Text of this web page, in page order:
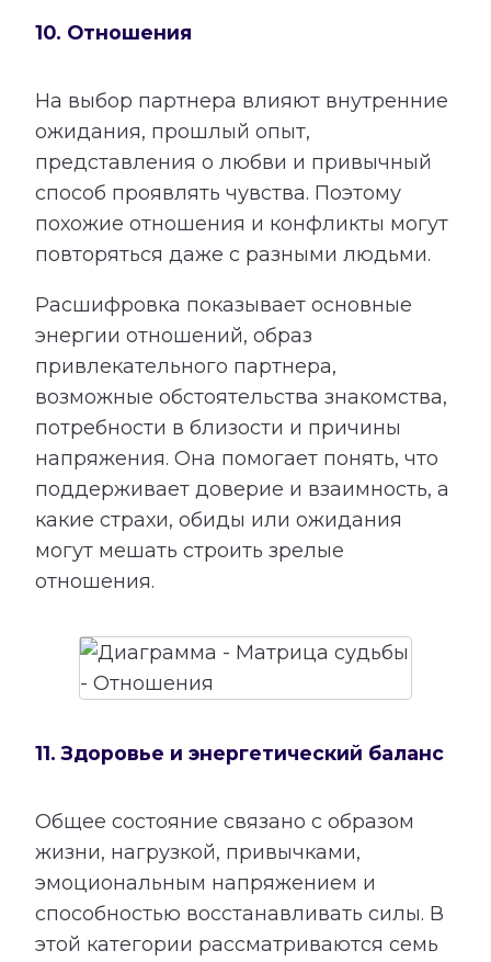
10. Отношения
На выбор партнера влияют внутренние
ожидания, прошлый опыт,
представления о любви и привычный
способ проявлять чувства. Поэтому
похожие отношения и конфликты могут
повторяться даже с разными людьми.
Расшифровка показывает основные
энергии отношений, образ
привлекательного партнера,
возможные обстоятельства знакомства,
потребности в близости и причины
напряжения. Она помогает понять, что
поддерживает доверие и взаимность, а
какие страхи, обиды или ожидания
могут мешать строить зрелые
отношения.
11. Здоровье и энергетический баланс
Общее состояние связано с образом
жизни, нагрузкой, привычками,
эмоциональным напряжением и
способностью восстанавливать силы. В
этой категории рассматриваются семь